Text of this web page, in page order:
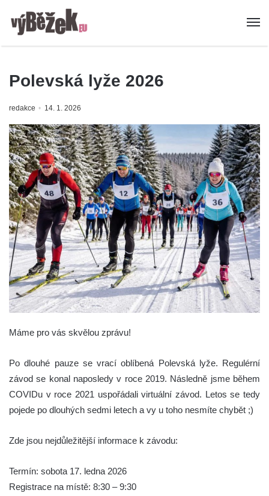
Polevská lyže 2026
redakce 14. 1. 2026
Máme pro vás skvělou zprávu!
Po dlouhé pauze se vrací oblíbená Polevská lyže. Regulérní
závod se konal naposledy v roce 2019. Následně jsme během
COVIDu v roce 2021 uspořádali virtuální závod. Letos se tedy
pojede po dlouhých sedmi letech a vy u toho nesmíte chybět ;)
Zde jsou nejdůležitější informace k závodu:
Termín: sobota 17. ledna 2026
Registrace na místě: 8:30 – 9:30